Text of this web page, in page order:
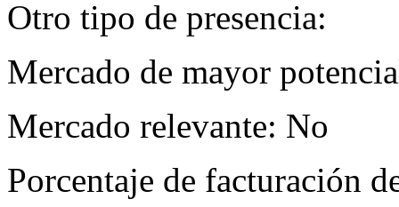
Otro tipo de presencia:
Mercado de mayor
Mercado relevante: No
Porcentaje de facturación